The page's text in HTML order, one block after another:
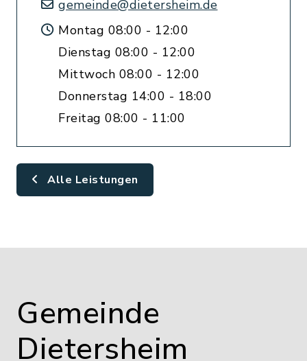
gemeinde@dietersheim.de
Montag 08:00 - 12:00
Dienstag 08:00 - 12:00
Mittwoch 08:00 - 12:00
Donnerstag 14:00 - 18:00
Freitag 08:00 - 11:00
Alle Leistungen
Gemeinde
Dietersheim